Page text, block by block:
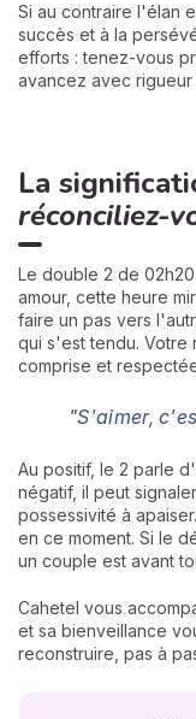
Si au contraire l'élan
succès et à la
efforts : tenez-vous
avancez avec
La
réconciliez-
Le double 2 de
amour, cette heure
faire un pas vers
qui s'est tendu. Votre
comprise et
"S'aimer,
Au positif, le 2 parle
négatif, il peut
possessivité à
en ce moment. Si le
un couple est avant
Cahetel vous
et sa bienveillance
reconstruire, pas à